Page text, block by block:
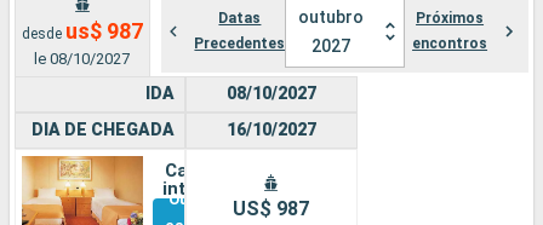
desde us$ 987
le 08/10/2027
Datas
Precedentes
outubro
2027
Próximos
encontros
IDA
DIA DE CHEGADA
Cabine
interna
Outras
08/10/2027
16/10/2027
US$ 987
Cidades Companhias
Pesquisar